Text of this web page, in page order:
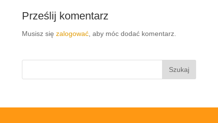
Prześlij komentarz
Musisz się zalogować, aby móc dodać komentarz.
Szukaj: